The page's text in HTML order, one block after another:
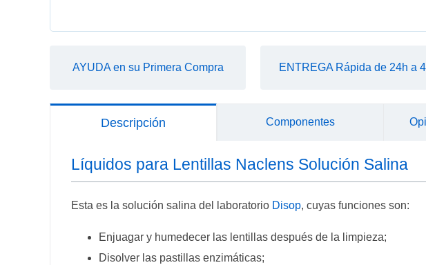
AYUDA en su Primera Compra ENTREGA Rápida de 24h a
Descripción Componentes
Líquidos para Lentillas Naclens Solución Salina
Esta es la solución salina del laboratorio Disop, cuyas funciones son:
Enjuagar y humedecer las lentillas después de la limpieza;
Disolver las pastillas enzimáticas;